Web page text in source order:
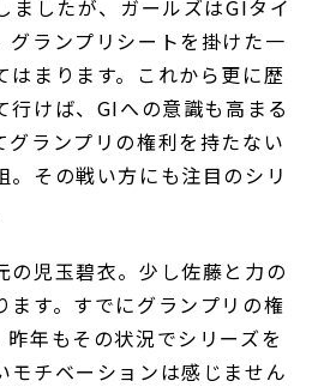
ましたが、ガールズはGIタイ
グランプリシートを掛けた一
はまります。これから更に歴
行けば、GIへの意識も高まる
グランプリの権利を持たない
。その戦い方にも注目のシリ
の児玉碧衣。少し佐藤と力の
ます。すでにグランプリの権
年もその状況でシリーズを
モチベーションは感じません